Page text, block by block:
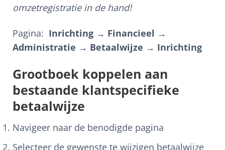
omzetregistratie in de hand!
Pagina: Inrichting → Financieel →
Administratie → Betaalwijze → Inrichting
Grootboek koppelen aan
bestaande klantspecifieke
betaalwijze
Navigeer naar de benodigde pagina
Selecteer de gewenste te wijzigen betaalwijze